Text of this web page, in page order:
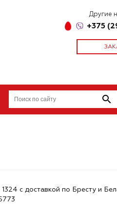
Другие
+375
с доставкой по Бресту и